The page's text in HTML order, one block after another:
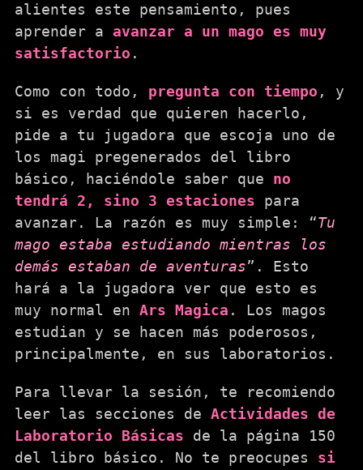
alientes este pensamiento, pues
aprender a avanzar a un mago es muy
satisfactorio .
Como con todo, pregunta con tiempo , y
si es verdad que quieren hacerlo,
pide a tu jugadora que escoja uno de
los magi pregenerados del libro
básico, haciéndole saber que no
tendrá 2, sino 3 estaciones para
avanzar. La razón es muy simple: “Tu
mago estaba estudiando mientras los
demás estaban de aventuras”. Esto
hará a la jugadora ver que esto es
muy normal en Ars Magica . Los magos
estudian y se hacen más poderosos,
principalmente, en sus laboratorios.
Para llevar la sesión, te recomiendo
leer las secciones de Actividades de
Laboratorio Básicas de la página 150
del libro básico. No te preocupes si